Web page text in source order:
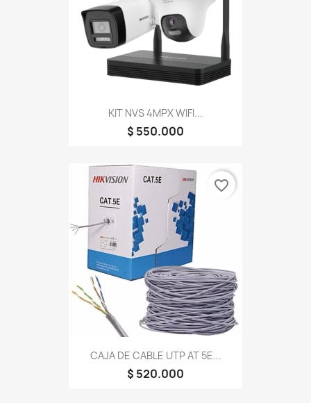
KIT NVS 4MPX WIFI...
$ 550.000
CAJA DE CABLE UTP AT 5E...
$ 520.000
favorite_border